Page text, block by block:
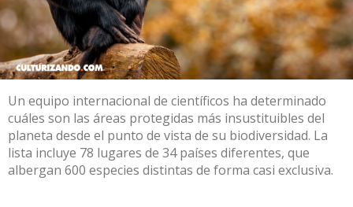
Un equipo internacional de científicos ha determinado
cuáles son las áreas protegidas más insustituibles del
planeta desde el punto de vista de su biodiversidad. La
lista incluye 78 lugares de 34 países diferentes, que
albergan 600 especies distintas de forma casi exclusiva.